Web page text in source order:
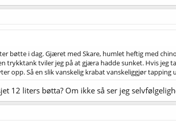
bøtte i dag. Gjæret med Skare, humlet heftig med
trykktank tviler jeg på at gjæra hadde sunket. Hvis jeg
opp. Så en slik vanskelig krabat vanskeliggjør
12 liters bøtta? Om ikke så ser jeg